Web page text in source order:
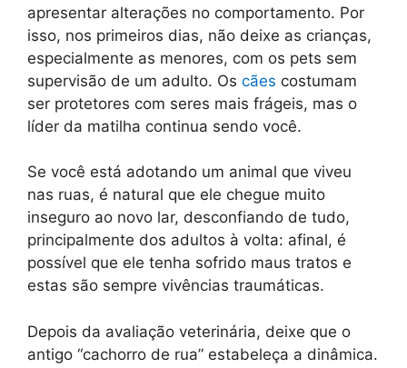
apresentar alterações no comportamento. Por
isso, nos primeiros dias, não deixe as crianças,
especialmente as menores, com os pets sem
supervisão de um adulto. Os cães costumam
ser protetores com seres mais frágeis, mas o
líder da matilha continua sendo você.
Se você está adotando um animal que viveu
nas ruas, é natural que ele chegue muito
inseguro ao novo lar, desconfiando de tudo,
principalmente dos adultos à volta: afinal, é
possível que ele tenha sofrido maus tratos e
estas são sempre vivências traumáticas.
Depois da avaliação veterinária, deixe que o
antigo “cachorro de rua” estabeleça a dinâmica.